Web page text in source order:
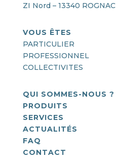
ZI Nord – 13340 ROGNAC
VOUS ÊTES
PARTICULIER
PROFESSIONNEL
COLLECTIVITES
QUI SOMMES-NOUS ?
PRODUITS
SERVICES
ACTUALITÉS
FAQ
CONTACT